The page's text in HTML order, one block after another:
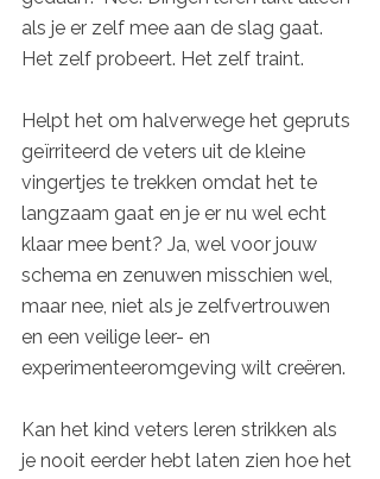
als je er zelf mee aan de slag gaat.
Het zelf probeert. Het zelf traint.
Helpt het om halverwege het gepruts
geïrriteerd de veters uit de kleine
vingertjes te trekken omdat het te
langzaam gaat en je er nu wel echt
klaar mee bent? Ja, wel voor jouw
schema en zenuwen misschien wel,
maar nee, niet als je zelfvertrouwen
en een veilige leer- en
experimenteeromgeving wilt creëren.
Kan het kind veters leren strikken als
je nooit eerder hebt laten zien hoe het